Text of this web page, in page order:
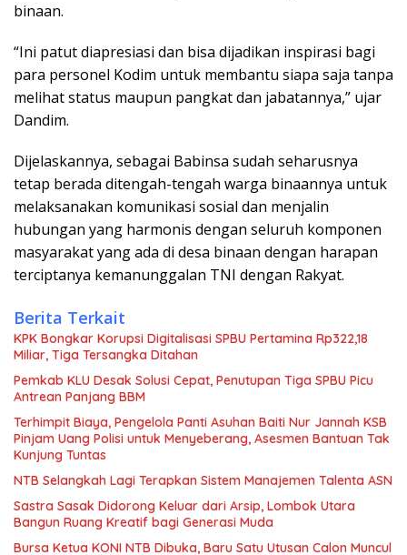
binaan.
“Ini patut diapresiasi dan bisa dijadikan inspirasi bagi
para personel Kodim untuk membantu siapa saja tanpa
melihat status maupun pangkat dan jabatannya,” ujar
Dandim.
Dijelaskannya, sebagai Babinsa sudah seharusnya
tetap berada ditengah-tengah warga binaannya untuk
melaksanakan komunikasi sosial dan menjalin
hubungan yang harmonis dengan seluruh komponen
masyarakat yang ada di desa binaan dengan harapan
terciptanya kemanunggalan TNI dengan Rakyat.
Berita Terkait
KPK Bongkar Korupsi Digitalisasi SPBU Pertamina Rp322,18
Miliar, Tiga Tersangka Ditahan
Pemkab KLU Desak Solusi Cepat, Penutupan Tiga SPBU Picu
Antrean Panjang BBM
Terhimpit Biaya, Pengelola Panti Asuhan Baiti Nur Jannah KSB
Pinjam Uang Polisi untuk Menyeberang, Asesmen Bantuan Tak
Kunjung Tuntas
NTB Selangkah Lagi Terapkan Sistem Manajemen Talenta ASN
Sastra Sasak Didorong Keluar dari Arsip, Lombok Utara
Bangun Ruang Kreatif bagi Generasi Muda
Bursa Ketua KONI NTB Dibuka, Baru Satu Utusan Calon Muncul